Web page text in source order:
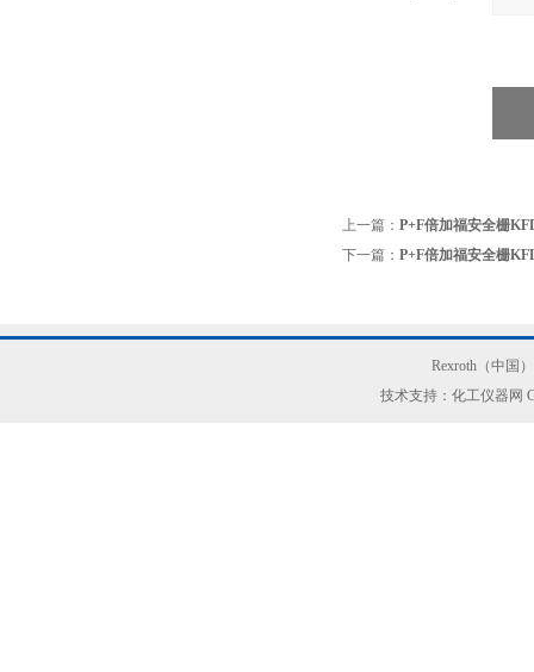
上一篇： P+F倍加福安全栅
下一篇： P+F倍加福安全栅
Rexroth（中国
技术支持：化工仪器网